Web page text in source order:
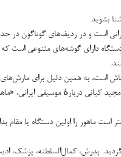
بشوید.
دارای گوشه‌های متنوعی است که
است، به همین دلیل برای
کیانی دربارهٔ موسیقی ایرانی،
است ماهور را اولین دستگاه یا مقام
و اهل ادب متولد گردید. پدرش، کمال‌السلطنه، پزشک،